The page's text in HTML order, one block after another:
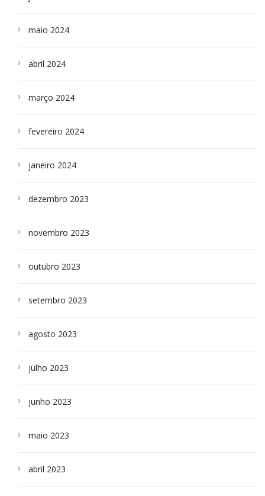
maio 2024
abril 2024
março 2024
fevereiro 2024
janeiro 2024
dezembro 2023
novembro 2023
outubro 2023
setembro 2023
agosto 2023
julho 2023
junho 2023
maio 2023
abril 2023